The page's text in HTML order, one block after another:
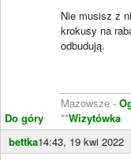
Do góry
Nie musisz z
krokusy na
odbudują.
Mazowsze -
**Wizytówka
bettka14:43, 19 kwi 2022